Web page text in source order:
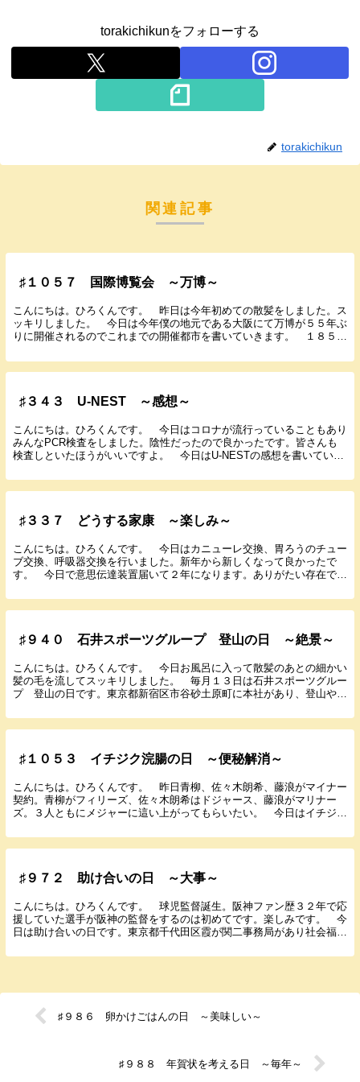
torakichikunをフォローする
torakichikun
関連記事
♯１０５７ 国際博覧会 ～万博～
こんにちは。ひろくんです。 昨日は今年初めての散髪をしました。ス
ッキリしました。 今日は今年僕の地元である大阪にて万博が５５年ぶ
りに開催されるのでこれまでの開催都市を書いていきます。 １８５１
♯３４３ U-NEST ～感想～
こんにちは。ひろくんです。 今日はコロナが流行っていることもあり
みんなPCR検査をしました。陰性だったので良かったです。皆さんも
検査しといたほうがいいですよ。 今日はU-NESTの感想を書いていき
♯３３７ どうする家康 ～楽しみ～
こんにちは。ひろくんです。 今日はカニューレ交換、胃ろうのチュー
ブ交換、呼吸器交換を行いました。新年から新しくなって良かったで
す。 今日で意思伝達装置届いて２年になります。ありがたい存在で
♯９４０ 石井スポーツグループ 登山の日 ～絶景～
こんにちは。ひろくんです。 今日お風呂に入って散髪のあとの細かい
髪の毛を流してスッキリしました。 毎月１３日は石井スポーツグルー
プ 登山の日です。東京都新宿区市谷砂土原町に本社があり、登山やス
♯１０５３ イチジク浣腸の日 ～便秘解消～
こんにちは。ひろくんです。 昨日青柳、佐々木朗希、藤浪がマイナー
契約。青柳がフィリーズ、佐々木朗希はドジャース、藤浪がマリナー
ズ。３人ともにメジャーに這い上がってもらいたい。 今日はイチジク
♯９７２ 助け合いの日 ～大事～
こんにちは。ひろくんです。 球児監督誕生。阪神ファン歴３２年で応
援していた選手が阪神の監督をするのは初めてです。楽しみです。 今
日は助け合いの日です。東京都千代田区霞が関二事務局があり社会福祉
♯９８６ 卵かけごはんの日 ～美味しい～
♯９８８ 年賀状を考える日 ～毎年～